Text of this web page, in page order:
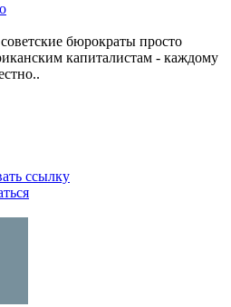
бюрократы просто
капиталистам - каждому
ссылку